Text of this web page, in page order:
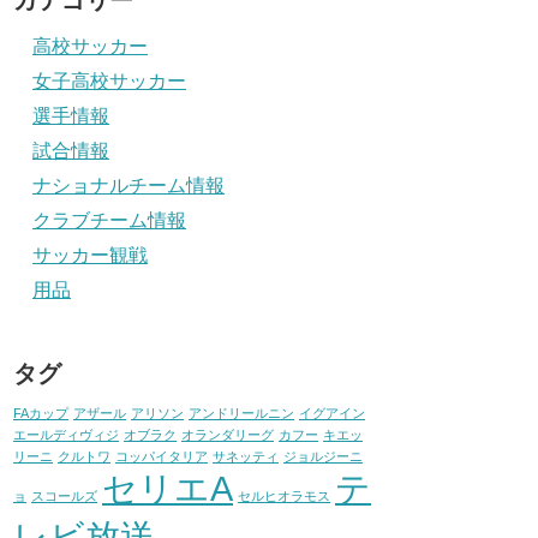
高校サッカー
女子高校サッカー
選手情報
試合情報
ナショナルチーム情報
クラブチーム情報
サッカー観戦
用品
タグ
FAカップ アザール アリソン アンドリールニン イグアイン
エールディヴィジ オブラク オランダリーグ カフー キエッ
リーニ クルトワ コッパイタリア サネッティ ジョルジーニ
ョ スコールズ セリエA セルヒオラモス
テ